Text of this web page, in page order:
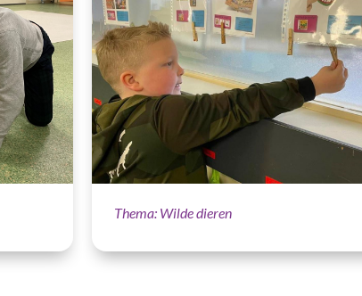
Thema: Wilde dieren